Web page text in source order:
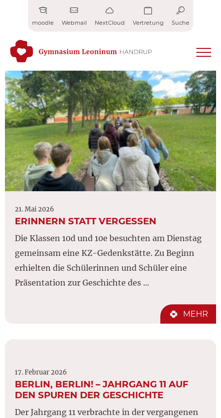
moodle Webmail NextCloud Vertretung Suche
21. Mai 2026
ERINNERN STATT VERGESSEN
Die Klassen 10d und 10e besuchten am Dienstag
gemeinsam eine KZ-Gedenkstätte. Zu Beginn
erhielten die Schülerinnen und Schüler eine
Präsentation zur Geschichte des ...
MEHR
17. Februar 2026
BERLIN, BERLIN! – JAHRGANG 11 AUF
DEN SPUREN DER GESCHICHTE
Der Jahrgang 11 verbrachte in der vergangenen